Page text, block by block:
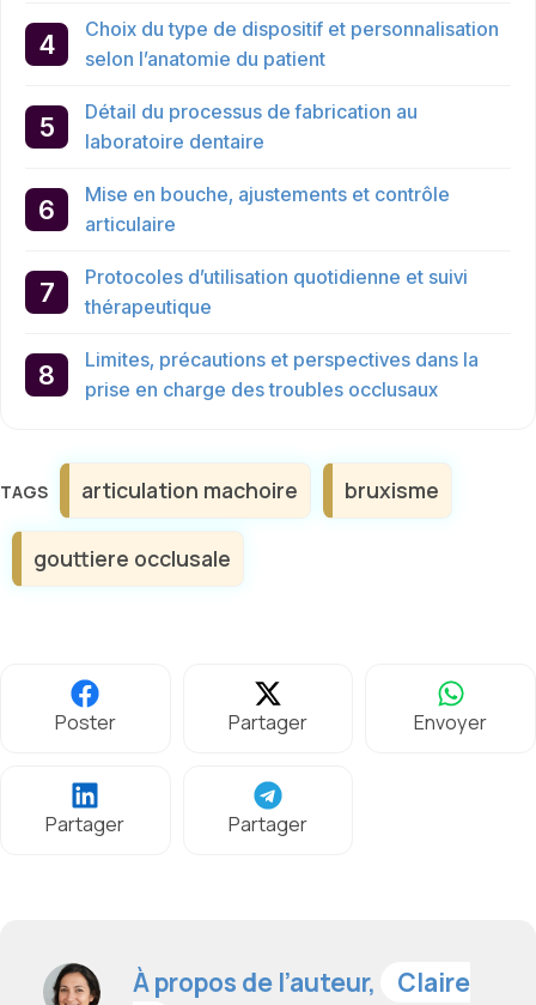
Choix du type de dispositif et personnalisation
selon l’anatomie du patient
Détail du processus de fabrication au
laboratoire dentaire
Mise en bouche, ajustements et contrôle
articulaire
Protocoles d’utilisation quotidienne et suivi
thérapeutique
Limites, précautions et perspectives dans la
prise en charge des troubles occlusaux
Étiquettes
articulation machoire bruxisme
gouttiere occlusale
Poster Partager Envoyer
Partager Partager
À propos de l’auteur,
Claire